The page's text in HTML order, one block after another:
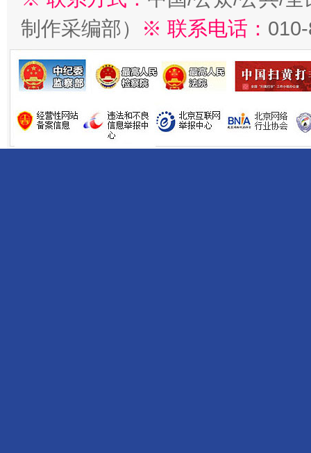
制作采编部）
※ 联系电话：